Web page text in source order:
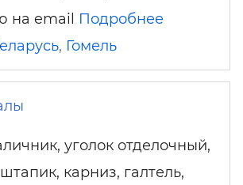
на email Подробнее
, Гомель
уголок отделочный,
карниз, галтель,